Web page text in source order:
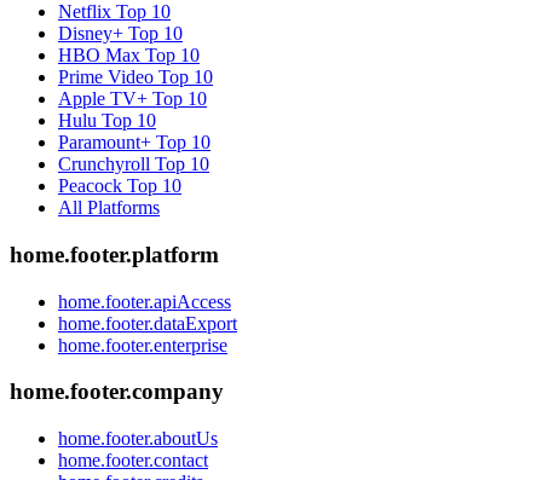
Netflix Top 10
Disney+ Top 10
HBO Max Top 10
Prime Video Top 10
Apple TV+ Top 10
Hulu Top 10
Paramount+ Top 10
Crunchyroll Top 10
Peacock Top 10
All Platforms
home.footer.platform
home.footer.apiAccess
home.footer.dataExport
home.footer.enterprise
home.footer.company
home.footer.aboutUs
home.footer.contact